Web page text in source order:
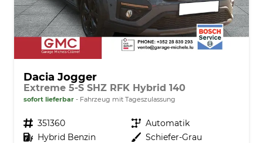
Dacia Jogger
Extreme 5-S SHZ RFK Hybrid 140
sofort lieferbar Fahrzeug mit Tageszulassung
Fahrzeugnr. 351360 Getriebe Automatik
Kraftstoff Hybrid Benzin Außenfarbe Schiefer-Grau